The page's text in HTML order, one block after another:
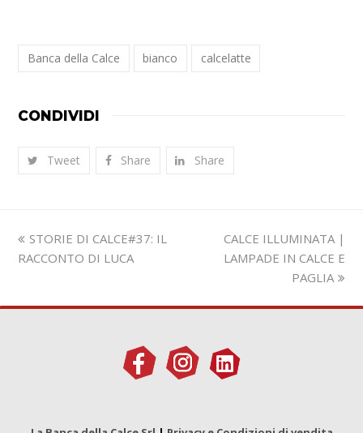
Banca della Calce bianco calcelatte
CONDIVIDI
Tweet Share Share
Slide
precedente:
STORIE DI CALCE#37: IL
RACCONTO DI LUCA
visualizza
articolo:
CALCE ILLUMINATA |
LAMPADE IN CALCE E
PAGLIA